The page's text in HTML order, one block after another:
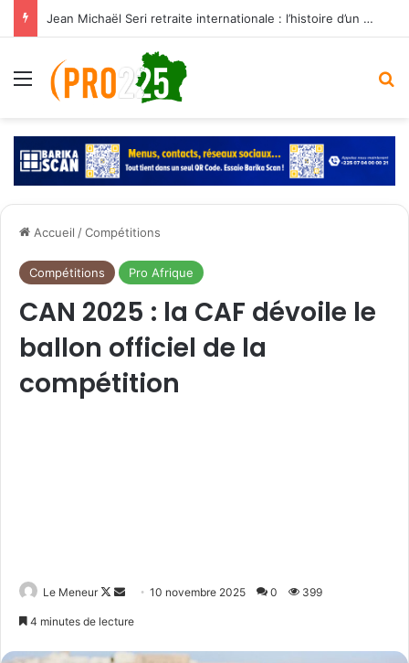
Jean Michaël Seri retraite internationale : l’histoire d’un maestro qui a marqué les Éléphants
Menu
Accueil /Compétitions
Compétitions Pro Afrique
CAN 2025 : la CAF dévoile le
ballon officiel de la
compétition
Le Meneur
Follow
Envoyer10 novembre 2025 0 399
4 minutes de lecture